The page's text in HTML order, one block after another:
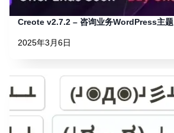
Creote v2.7.2 – 咨询业务WordPress主题
2025年3月6日